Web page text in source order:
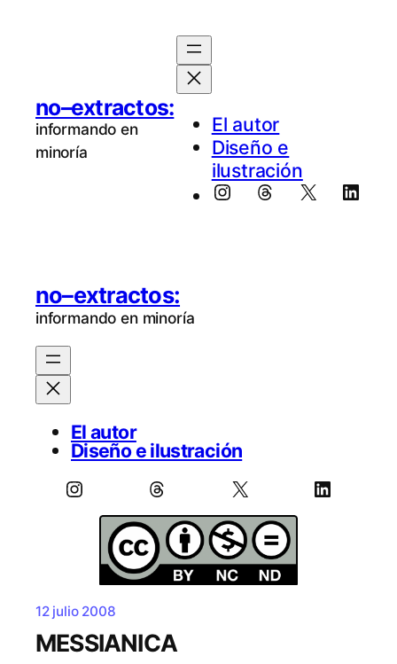
no–extractos:
informando en
minoría
El au­tor
Diseño e
ilustración
Instagram
Threads
X
no–extractos:
informando en minoría
El autor
Diseño e ilustración
Instagram Threads X LinkedIn
12 julio 2008
MESSIANICA